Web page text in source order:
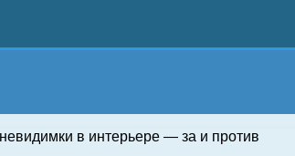
в интерьере — за и против